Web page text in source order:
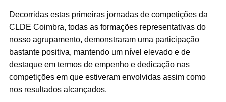
Decorridas estas primeiras jornadas de competições da
CLDE Coimbra, todas as formações representativas do
nosso agrupamento, demonstraram uma participação
bastante positiva, mantendo um nível elevado e de
destaque em termos de empenho e dedicação nas
competições em que estiveram envolvidas assim como
nos resultados alcançados.